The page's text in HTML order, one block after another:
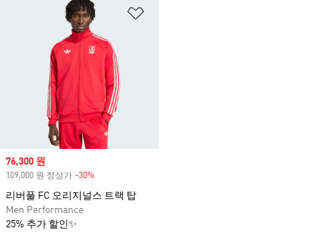
Sale price
76,300 원
109,000 원 정상가 -30%
리버풀 FC 오리지널스 트랙 탑
Men Performance
25% 추가 할인✨